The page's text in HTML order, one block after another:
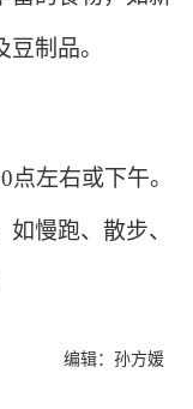
制品。
左右或下午。
慢跑、散步、
编辑：孙方媛